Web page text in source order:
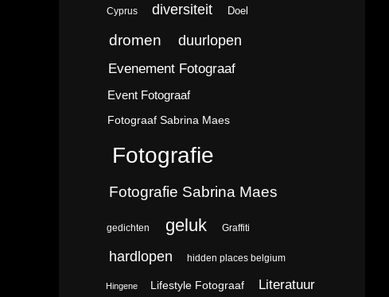
Cyprus diversiteit Doel
dromen duurlopen
Evenement Fotograaf
Event Fotograaf
Fotograaf Sabrina Maes
Fotografie
Fotografie Sabrina Maes
gedichten geluk Graffiti
hardlopen hidden places belgium
Hingene Lifestyle Fotograaf Literatuur